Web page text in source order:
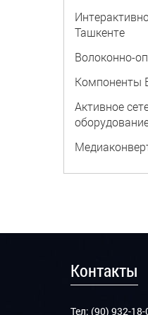
Ташкенте
Волоконно-
Компоненты
Активное
Контакты
Тел: (90) 932-18-